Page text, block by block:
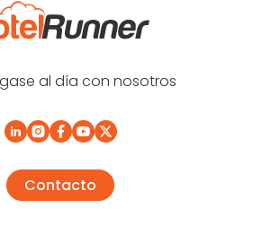
al día con nosotros
Contacto